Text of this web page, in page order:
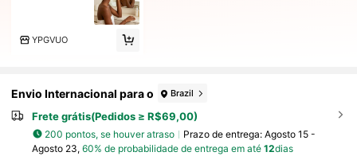
YPGVUO
Envio Internacional para o Brazil
Frete grátis(Pedidos ≥ R$69,00)
200 pontos, se houver atraso Prazo de entrega: Agosto 15 -
Agosto 23, 60% de probabilidade de entrega em até 12dias